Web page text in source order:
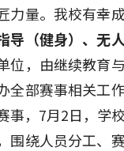
力量。我校有幸
导（健身）、无
位，由继续教育
全部赛事相关工
事，7月2日，学
围绕人员分工、